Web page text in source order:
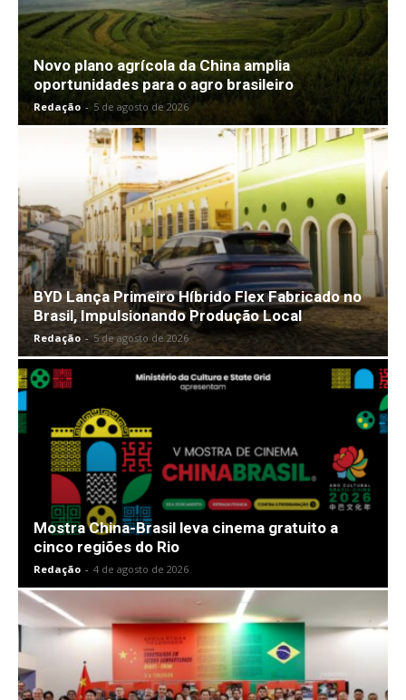
Novo plano agrícola da China amplia
oportunidades para o agro brasileiro
Redação - 5 de agosto de 2026
BYD Lança Primeiro Híbrido Flex Fabricado no
Brasil, Impulsionando Produção Local
Redação - 5 de agosto de 2026
Mostra China-Brasil leva cinema gratuito a
cinco regiões do Rio
Redação - 4 de agosto de 2026